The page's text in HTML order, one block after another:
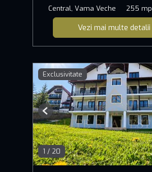
Central, Vama Veche
255 mp
Vezi mai multe detalii
Exclusivitate
1 / 20
Previous